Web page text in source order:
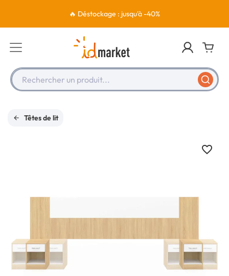
🔥 Déstockage : jusqu'à -40%
Rechercher un produit...
Têtes de lit
favorite_border